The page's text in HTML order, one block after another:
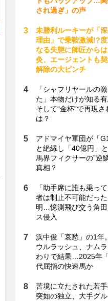
され過ぎ」の声
未勝利ルーキーが「深
理由」で乗鞍激減!?
なる失態に師匠から
灸、エージェントも
解除の大ピンチ
「シャフリヤールの
た」本物だけが知る有
そして“金杯”で再現
は？
アドマイヤ軍団が「
と絶縁し「40億円」
馬界フィクサーの”逆
真相？
「助手席に誰も乗っ
者は制止不可能だっ
明…憶測飛び交う角
ス侵入
浜中俊「哀愁」の1年
ウルラッシュ、ナム
わりで結果…2025年
代屈指の快速馬か
苦境に立たされた若
突如の独立、大手グ